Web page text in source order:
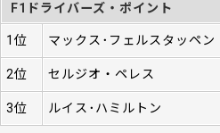
F1ドライバーズ・ポイント
1位 マックス･フェルスタッペン
2位 セルジオ・ペレス
3位 ルイス･ハミルトン